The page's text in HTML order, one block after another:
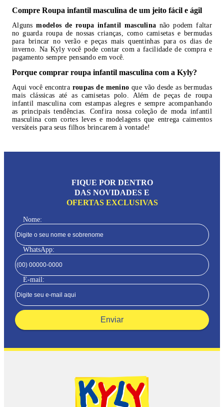
Compre Roupa infantil masculina de um jeito fácil e ágil
Algunsmodelos de roupa infantil masculina não podem faltar
no guarda roupa de nossas crianças, como camisetas e bermudas
para brincar no verão e peças mais quentinhas para os dias de
inverno. Na Kyly você pode contar com a facilidade de compra e
pagamento sempre pensando em você.
Porque comprar roupa infantil masculina com a Kyly?
Aqui você encontra roupas de menino que vão desde as bermudas
mais clássicas até as camisetas polo. Além de peças de roupa
infantil masculina com estampas alegres e sempre acompanhando
as principais tendências. Confira nossa coleção de moda infantil
masculina com cortes leves e modelagens que entrega caimentos
versáteis para seus filhos brincarem à vontade!
FIQUE POR DENTRO
DAS NOVIDADES E
OFERTAS EXCLUSIVAS
Nome:
WhatsApp:
E-mail:
Enviar